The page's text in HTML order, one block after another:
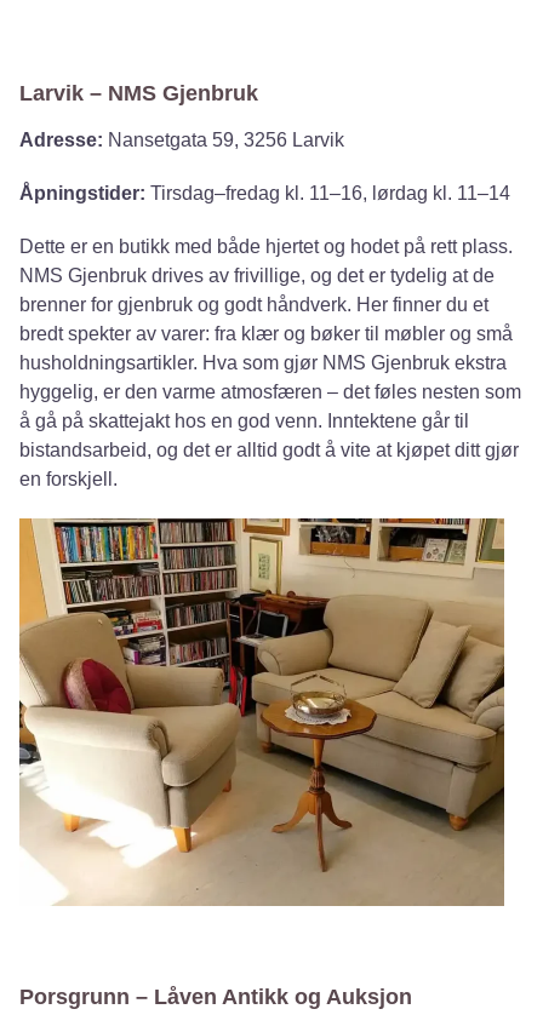
Larvik – NMS Gjenbruk
Adresse: Nansetgata 59, 3256 Larvik
Åpningstider: Tirsdag–fredag kl. 11–16, lørdag kl. 11–14
Dette er en butikk med både hjertet og hodet på rett plass.
NMS Gjenbruk drives av frivillige, og det er tydelig at de
brenner for gjenbruk og godt håndverk. Her finner du et
bredt spekter av varer: fra klær og bøker til møbler og små
husholdningsartikler. Hva som gjør NMS Gjenbruk ekstra
hyggelig, er den varme atmosfæren – det føles nesten som
å gå på skattejakt hos en god venn. Inntektene går til
bistandsarbeid, og det er alltid godt å vite at kjøpet ditt gjør
en forskjell.
Porsgrunn – Låven Antikk og Auksjon